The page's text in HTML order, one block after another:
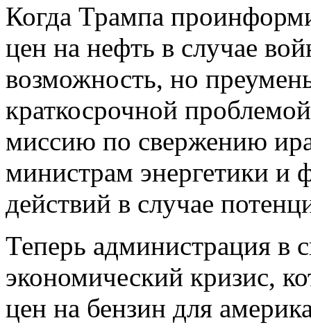
Когда Трампа
цен на нефть в случае
возможность, но
краткосрочной
миссию по свержению
министрам энергетики и
действий в случае
Теперь администрация в
экономический кризис,
цен на бензин для